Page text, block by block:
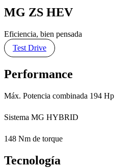
MG ZS HEV
Eficiencia, bien pensada
Test Drive
Performance
Máx. Potencia combinada 194 Hp
Sistema MG HYBRID
148 Nm de torque
Tecnología